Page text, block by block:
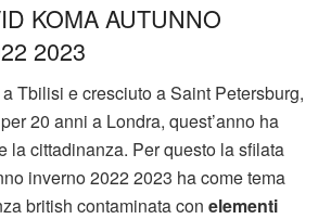
KOMA AUTUNNO
2023
Tbilisi e cresciuto a Saint Petersburg,
20 anni a Londra, quest’anno ha
la cittadinanza. Per questo la sfilata
inverno 2022 2023 ha come tema
british contaminata con elementi